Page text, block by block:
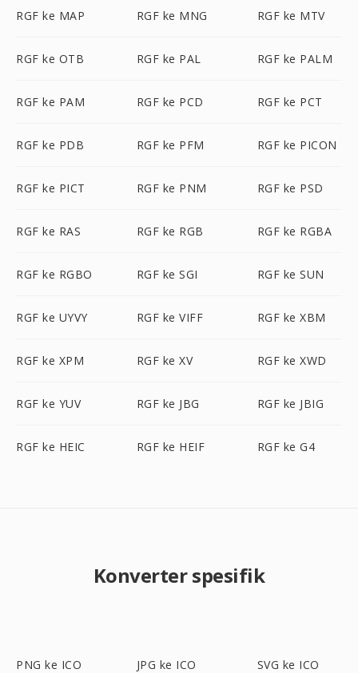
RGF ke MAP RGF ke MNG RGF ke MTV
RGF ke OTB RGF ke PAL RGF ke PALM
RGF ke PAM RGF ke PCD RGF ke PCT
RGF ke PDB RGF ke PFM RGF ke PICON
RGF ke PICT RGF ke PNM RGF ke PSD
RGF ke RAS RGF ke RGB RGF ke RGBA
RGF ke RGBO RGF ke SGI RGF ke SUN
RGF ke UYVY RGF ke VIFF RGF ke XBM
RGF ke XPM RGF ke XV RGF ke XWD
RGF ke YUV RGF ke JBG RGF ke JBIG
RGF ke HEIC RGF ke HEIF RGF ke G4
Konverter spesifik
PNG ke ICO JPG ke ICO SVG ke ICO